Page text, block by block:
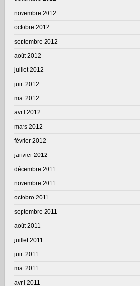
novembre 2012
octobre 2012
septembre 2012
août 2012
juillet 2012
juin 2012
mai 2012
avril 2012
mars 2012
février 2012
janvier 2012
décembre 2011
novembre 2011
octobre 2011
septembre 2011
août 2011
juillet 2011
juin 2011
mai 2011
avril 2011